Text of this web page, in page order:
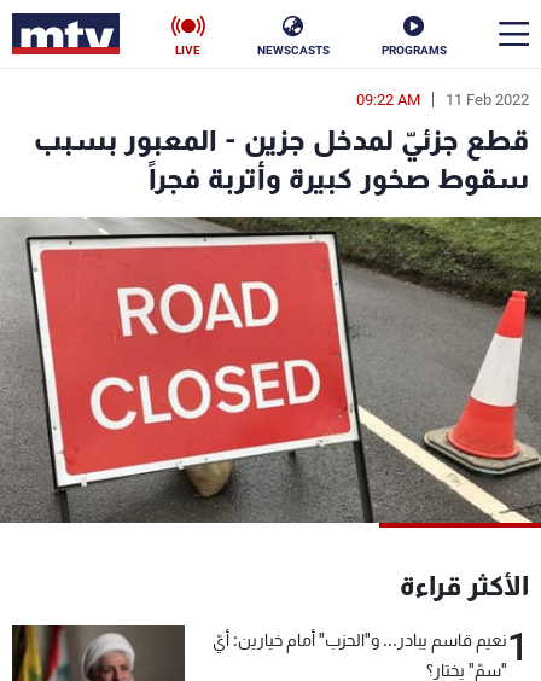
PROGRAMS
NEWSCASTS
LIVE
11 Feb 2022
09:22 AM
قطع جزئيّ لمدخل جزين - المعبور بسبب
سقوط صخور كبيرة وأتربة فجراً
الأكثر قراءة
1نعيم قاسم يبادر... و"الحزب" أمام خيارين: أيّ
"سمّ" يختار؟
en
الأخبار
سياسة ناس
إقتصاد فن
منوعات رياضة
كأس العالم
البرامج
جدول البرامج
شاهد البرامج
الترددات